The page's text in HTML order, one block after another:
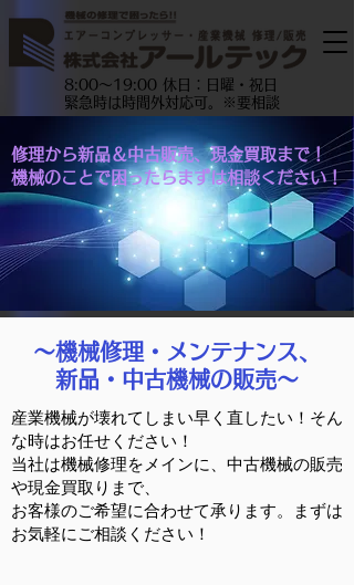
8:00～19:00 休日：日曜・祝日
緊急時は時間外対応可。※要相談
修理から新品＆中古販売、現金買取まで！
機械のことで困ったらまずは相談ください！
～機械修理・メンテナンス、
新品・中古機械の販売～
産業機械が壊れてしまい早く直したい！そん
な時はお任せください！
当社は機械修理をメインに、中古機械の販売
や現金買取りまで、
お客様のご希望に合わせて承ります。まずは
お気軽にご相談ください！